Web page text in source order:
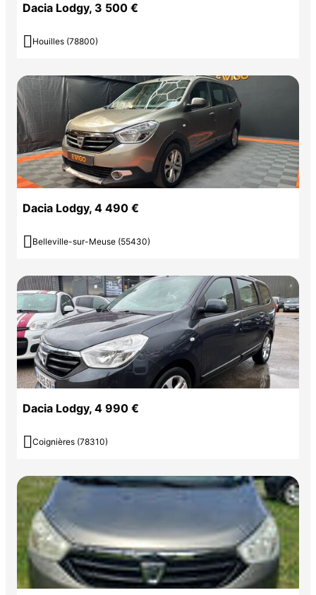
Dacia Lodgy, 3 500 €
 Houilles (78800)
Dacia Lodgy, 4 490 €
 Belleville-sur-Meuse (55430)
Dacia Lodgy, 4 990 €
 Coignières (78310)